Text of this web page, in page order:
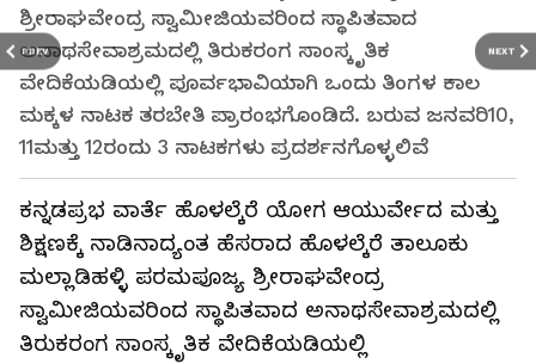
PREV NEXT
ಶ್ರೀರಾಘವೇಂದ್ರ ಸ್ವಾಮೀಜಿಯವರಿಂದ ಸ್ಥಾಪಿತವಾದ
ಅನಾಥಸೇವಾಶ್ರಮದಲ್ಲಿ ತಿರುಕರಂಗ ಸಾಂಸ್ಕೃತಿಕ
ವೇದಿಕೆಯಡಿಯಲ್ಲಿ ಪೂರ್ವಭಾವಿಯಾಗಿ ಒಂದು ತಿಂಗಳ ಕಾಲ
ಮಕ್ಕಳ ನಾಟಕ ತರಬೇತಿ ಪ್ರಾರಂಭಗೊಂಡಿದೆ. ಬರುವ ಜನವರಿ10,
11ಮತ್ತು 12ರಂದು 3 ನಾಟಕಗಳು ಪ್ರದರ್ಶನಗೊಳ್ಳಲಿವೆ
ಕನ್ನಡಪ್ರಭ ವಾರ್ತೆ ಹೊಳಲ್ಕೆರೆ ಯೋಗ ಆಯುರ್ವೇದ ಮತ್ತು
ಶಿಕ್ಷಣಕ್ಕೆ ನಾಡಿನಾದ್ಯಂತ ಹೆಸರಾದ ಹೊಳಲ್ಕೆರೆ ತಾಲೂಕು
ಮಲ್ಲಾಡಿಹಳ್ಳಿ ಪರಮಪೂಜ್ಯ ಶ್ರೀರಾಘವೇಂದ್ರ
ಸ್ವಾಮೀಜಿಯವರಿಂದ ಸ್ಥಾಪಿತವಾದ ಅನಾಥಸೇವಾಶ್ರಮದಲ್ಲಿ
ತಿರುಕರಂಗ ಸಾಂಸ್ಕೃತಿಕ ವೇದಿಕೆಯಡಿಯಲ್ಲಿ